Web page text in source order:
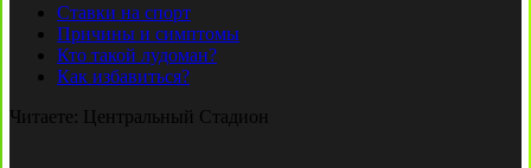
Ставки на спорт
Причины и симптомы
Кто такой лудоман?
Как избавиться?
Читаете: Центральный Стадион